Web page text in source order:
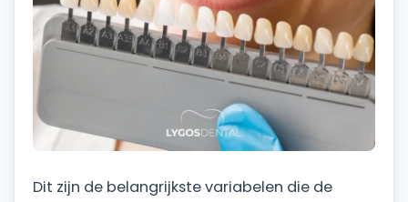
Dit zijn de belangrijkste variabelen die de